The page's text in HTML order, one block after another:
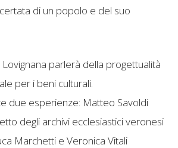
di un popolo e del suo
Lovignana parlerà della progettualità
per i beni culturali.
due esperienze: Matteo Savoldi
degli archivi ecclesiastici veronesi
Marchetti e Veronica Vitali